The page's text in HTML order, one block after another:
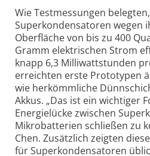
Wie Testmessungen
Superkondensatoren wegen
Oberfläche von bis zu 400
Gramm elektrischen Strom
knapp 6,3 Milliwattstunden
erreichten erste Prototypen
wie herkömmliche
Akkus. „Das ist ein wichtiger
Energielücke zwischen
Mikrobatterien schließen zu
Chen. Zusätzlich zeigten
für Superkondensatoren